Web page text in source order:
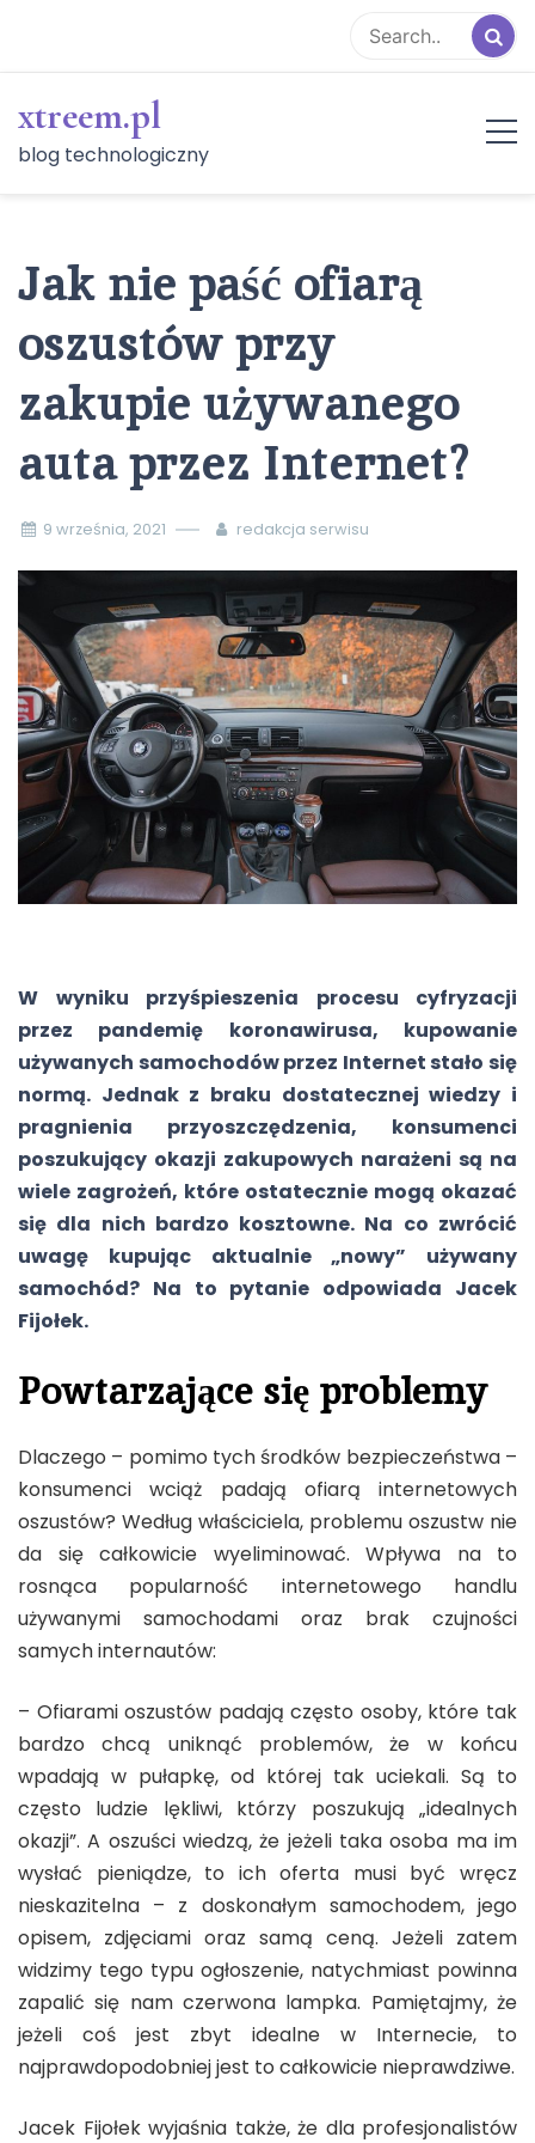
content
xtreem.pl
blog technologiczny
Jak nie paść ofiarą
oszustów przy
zakupie używanego
auta przez Internet?
9 września, 2021 redakcja serwisu
W wyniku przyśpieszenia procesu cyfryzacji
przez pandemię koronawirusa, kupowanie
używanych samochodów przez Internet stało się
normą. Jednak z braku dostatecznej wiedzy i
pragnienia przyoszczędzenia, konsumenci
poszukujący okazji zakupowych narażeni są na
wiele zagrożeń, które ostatecznie mogą okazać
się dla nich bardzo kosztowne. Na co zwrócić
uwagę kupując aktualnie „nowy” używany
samochód? Na to pytanie odpowiada Jacek
Fijołek.
Powtarzające się problemy
Dlaczego – pomimo tych środków bezpieczeństwa –
konsumenci wciąż padają ofiarą internetowych
oszustów? Według właściciela, problemu oszustw nie
da się całkowicie wyeliminować. Wpływa na to
rosnąca popularność internetowego handlu
używanymi samochodami oraz brak czujności
samych internautów:
– Ofiarami oszustów padają często osoby, które tak
bardzo chcą uniknąć problemów, że w końcu
wpadają w pułapkę, od której tak uciekali. Są to
często ludzie lękliwi, którzy poszukują „idealnych
okazji”. A oszuści wiedzą, że jeżeli taka osoba ma im
wysłać pieniądze, to ich oferta musi być wręcz
nieskazitelna – z doskonałym samochodem, jego
opisem, zdjęciami oraz samą ceną. Jeżeli zatem
widzimy tego typu ogłoszenie, natychmiast powinna
zapalić się nam czerwona lampka. Pamiętajmy, że
jeżeli coś jest zbyt idealne w Internecie, to
najprawdopodobniej jest to całkowicie nieprawdziwe.
Jacek Fijołek wyjaśnia także, że dla profesjonalistów